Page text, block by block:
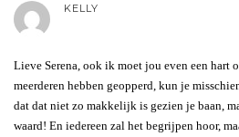
KELLY
Lieve Serena, ook ik moet jou even een hart
meerderen hebben geopperd, kun je
dat dat niet zo makkelijk is gezien je baan,
waard! En iedereen zal het begrijpen hoor,